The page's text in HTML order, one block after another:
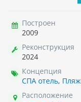
Построен
2009
Реконструкция
2024
Концепция
СПА отель,
Расположение